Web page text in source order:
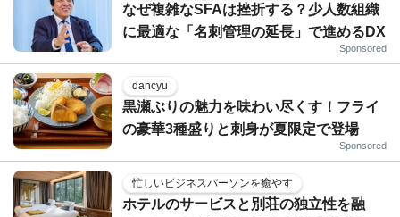
なぜ複雑なSFAは挫折する？少人数組織
に最適な「名刺管理の延長」で進めるDX
Sponsored
dancyu
黒瀬ぶりの魅力を味わい尽くす！フライ
の豪華3種盛りと刺身が夏限定で登場
Sponsored
忙しいビジネスパーソンを癒やす
ホテルのサービスと別荘の独立性を融